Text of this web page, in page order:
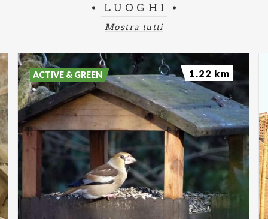
LUOGHI
Mostra tutti
ACTIVE & GREEN 1.22 km